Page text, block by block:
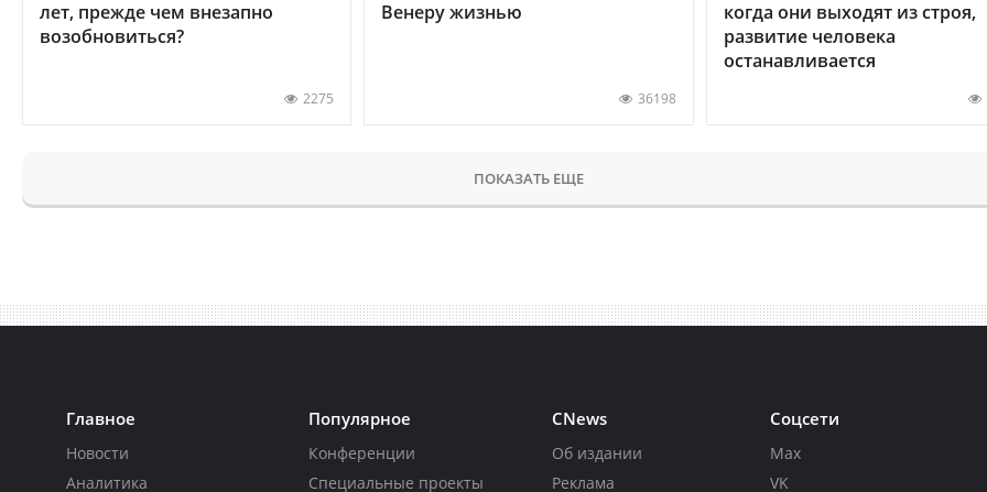
лет, прежде чем внезапно
возобновиться?
2275
Венеру жизнью
36198
когда они выходят из строя,
развитие человека
останавливается
ПОКАЗАТЬ ЕЩЕ
Главное
Новости
Аналитика
Популярное
Конференции
Специальные проекты
CNews
Об издании
Реклама
Соцсети
Max
VK